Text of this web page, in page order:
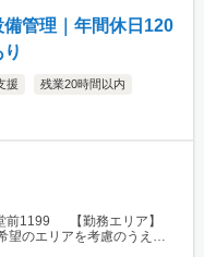
備管理｜年間休日120
援 残業20時間以内
前1199 【勤務エリア】
のエリアを考慮のうえ配